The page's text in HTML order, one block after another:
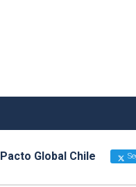
Pacto Global Chile